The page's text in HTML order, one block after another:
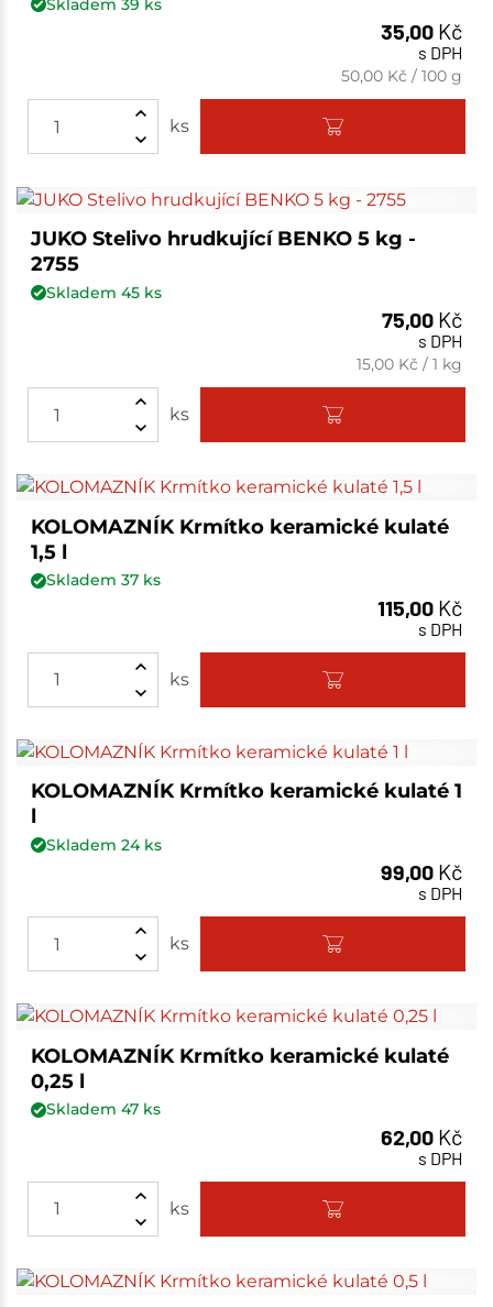
Skladem 39 ks
35,00 Kč
s DPH
50,00 Kč /100 g
ks
JUKO Stelivo hrudkující BENKO 5 kg -
2755
Skladem 45ks
75,00 Kč
s DPH
15,00 Kč /1 kg
ks
KOLOMAZNÍK Krmítko keramické kulaté
1,5 l
Skladem 37ks
115,00 Kč
s DPH
ks
KOLOMAZNÍK Krmítko keramické kulaté 1
l
Skladem 24ks
99,00 Kč
s DPH
ks
KOLOMAZNÍK Krmítko keramické kulaté
0,25 l
Skladem 47ks
62,00 Kč
s DPH
ks